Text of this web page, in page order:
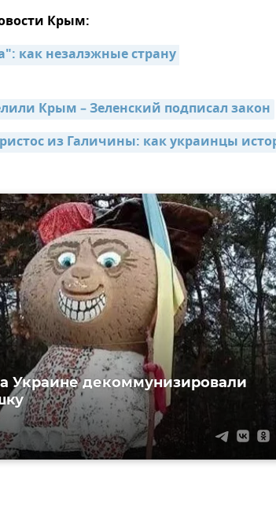
Крым:
как незалэжные страну
Крым – Зеленский подписал закон
из Галичины: как украинцы
Украине декоммунизировали